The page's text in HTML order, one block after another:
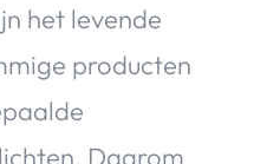
het levende
producten
Daarom